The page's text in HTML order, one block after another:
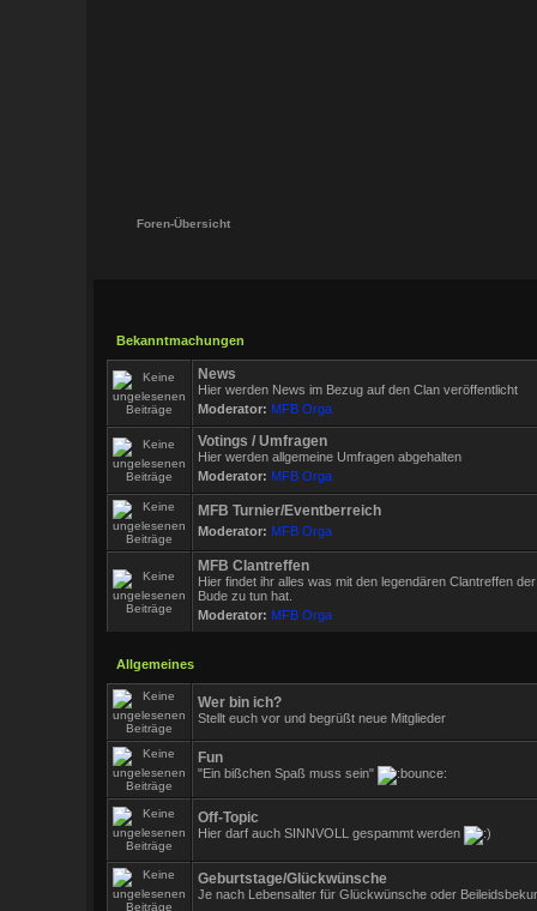
Foren-Übersicht
Bekanntmachungen
News
Hier werden News im Bezug auf den Clan veröffentlicht
Moderator: MFB Orga
Votings / Umfragen
Hier werden allgemeine Umfragen abgehalten
Moderator: MFB Orga
MFB Turnier/Eventberreich
Moderator: MFB Orga
MFB Clantreffen
Hier findet ihr alles was mit den legendären Clantreffen
Bude zu tun hat.
Moderator: MFB Orga
Allgemeines
Wer bin ich?
Stellt euch vor und begrüßt neue Mitglieder
Fun
"Ein bißchen Spaß muss sein"
Off-Topic
Hier darf auch SINNVOLL gespammt werden
Geburtstage/Glückwünsche
Je nach Lebensalter für Glückwünsche oder